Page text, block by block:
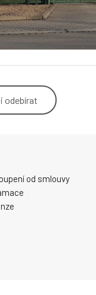
odebírat
od smlouvy